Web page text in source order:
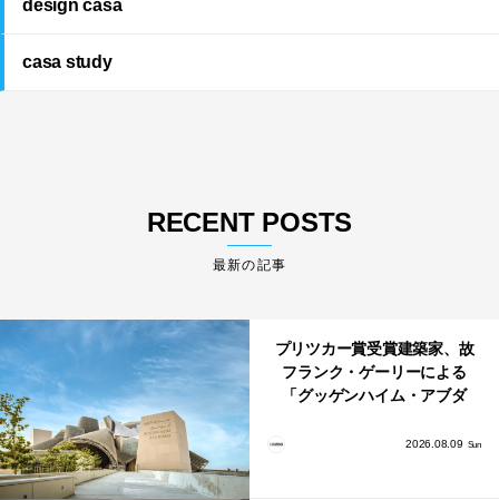
design casa
casa study
RECENT POSTS
最新の記事
プリツカー賞受賞建築家、故
フランク・ゲーリーによる
「グッゲンハイム・アブダ
2026.08.09 Sun